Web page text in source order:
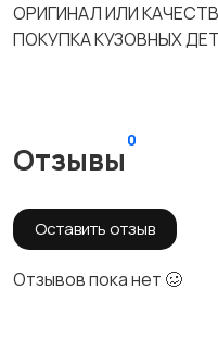
ОРИГИНАЛ ИЛИ
ПОКУПКА КУЗОВНЫХ
Отзывы
0
Оставить отзыв
Отзывов пока нет 🥴